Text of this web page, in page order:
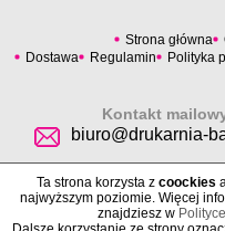
Strona główna
Dostawa
Regulamin Polityka
Kontakt
biuro@drukarnia-
Ta strona korzysta z coockies
najwyższym poziomie. Więcej
znajdziesz w